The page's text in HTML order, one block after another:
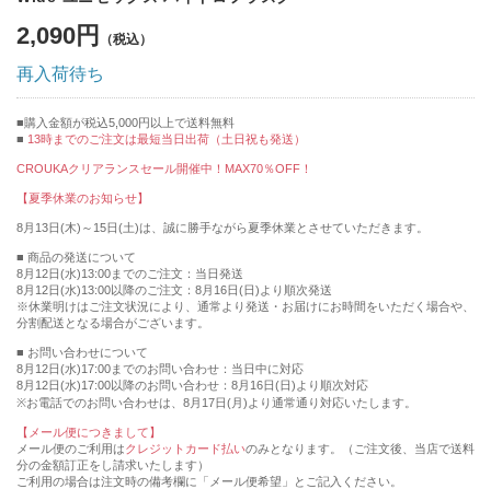
2,090円
再入荷待ち
購入金額が税込5,000円以上で送料無料
13時までのご注文は最短当日出荷（土日祝も発送）
CROUKAクリアランスセール開催中！MAX70％OFF！
【夏季休業のお知らせ】
8月13日(木)～15日(土)は、誠に勝手ながら夏季休業とさせていただきます。
■ 商品の発送について
8月12日(水)13:00までのご注文：当日発送
8月12日(水)13:00以降のご注文：8月16日(日)より順次発送
※休業明けはご注文状況により、通常より発送・お届けにお時間をいただく場合や、
分割配送となる場合がございます。
■ お問い合わせについて
8月12日(水)17:00までのお問い合わせ：当日中に対応
8月12日(水)17:00以降のお問い合わせ：8月16日(日)より順次対応
※お電話でのお問い合わせは、8月17日(月)より通常通り対応いたします。
【メール便につきまして】
メール便のご利用はクレジットカード払いのみとなります。（ご注文後、当店で送料
分の金額訂正をし請求いたします）
ご利用の場合は注文時の備考欄に「メール便希望」とご記入ください。